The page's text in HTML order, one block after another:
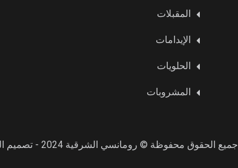
المقبلات
الإيدامات
الحلويات
المشروبات
جميع الحقوق محفوظة © رومانسي الشرقية 2024 - تصميم المتحدة انترأكتف